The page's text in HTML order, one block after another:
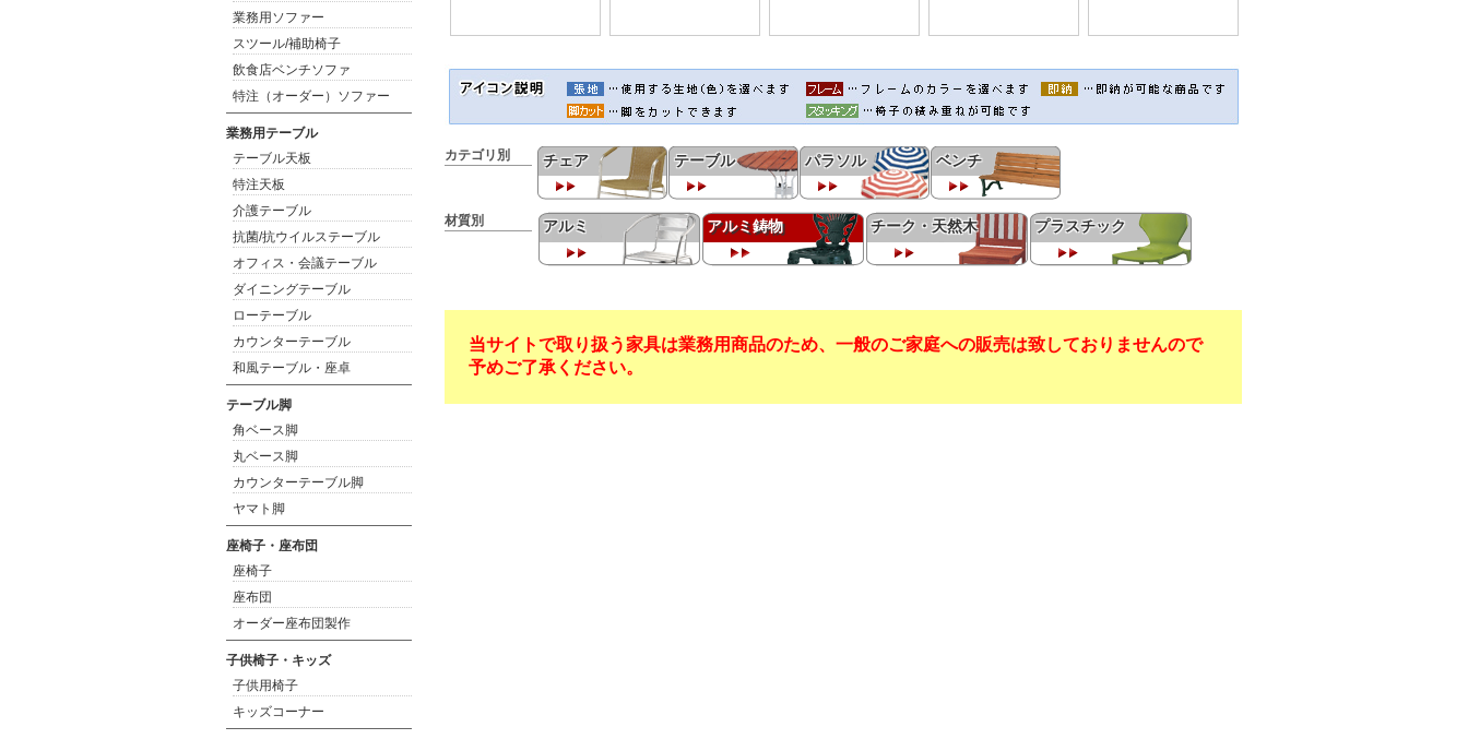
カテゴリ別 チェア テーブル パラソル ベンチ
材質別 アルミ アルミ鋳物 チーク・天然木 プラスチック
当サイトで取り扱う家具は業務用商品のため、一般のご家庭への販売は致しておりませんので
予めご了承ください。
業務用ソファー
スツール/補助椅子
飲食店ベンチソファ
特注（オーダー）ソファー
業務用テーブル
テーブル天板
特注天板
介護テーブル
抗菌/抗ウイルステーブル
オフィス・会議テーブル
ダイニングテーブル
ローテーブル
カウンターテーブル
和風テーブル・座卓
テーブル脚
角ベース脚
丸ベース脚
カウンターテーブル脚
ヤマト脚
座椅子・座布団
座椅子
座布団
オーダー座布団製作
子供椅子・キッズ
子供用椅子
キッズコーナー